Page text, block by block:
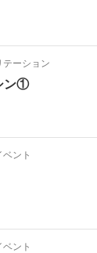
テーション
ン①
ベント
ベント